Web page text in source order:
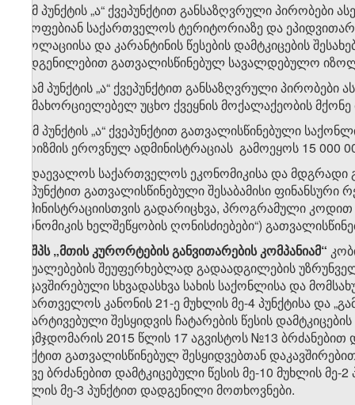
ბ) ამ პუნქტის „ა“ ქვეპუნქტით განსაზღვრული
იმყოფებიან საქართველოს ტერიტორიაზე და
„იზოლაციისა და კარანტინის წესების დამტკიცების
დადგენილებით გათვალისწინებულ სავალდებულო
) ამ პუნქტის „ა“ ქვეპუნქტით განსაზღვრული
განმახორციელებელ უცხო ქვეყნის მოქალაქეობის
გ) ამ პუნქტის „ა“ ქვეპუნქტით გათვალისწინებული
ტურიზმის ეროვნულ ადმინისტრაციას გამოეყოს 15
დ) დაევალოს საქართველოს ეკონომიკისა და მდგრადი
ქვეპუნქტით გათვალისწინებული შესაბამისი
ადმინისტრაციისთვის გადარიცხვა, პროგრამული
ეკონომიკის ხელშეწყობის ღონისძიებები“)
. შპს „მთის კურორტების განვითარების კომპანიამ“
საშუალებების შეუფერხებლად გადაადგილების
დაკავშირებული სხვადასხვა სახის საქონლისა და
საქართველოს კანონის 21-ე მუხლის მე-4 პუნქტისა და
გამარტივებული შესყიდვის ჩატარების წესის
თავმჯდომარის 2015 წლის 17 აგვისტოს №13 ბრძანებით
პუნქტით გათვალისწინებულ შესყიდვებთან
ამავე ბრძანებით დამტკიცებული წესის მე-10 მუხლის
მუხლის მე-3 პუნქტით დადგენილი მოთხოვნები.